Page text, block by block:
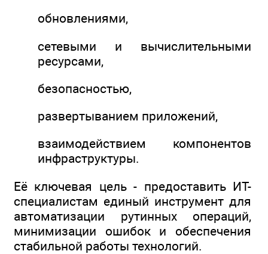
обновлениями,
сетевыми и вычислительными
ресурсами,
безопасностью,
развертыванием приложений,
взаимодействием компонентов
инфраструктуры.
Её ключевая цель - предоставить ИТ-
специалистам единый инструмент для
автоматизации рутинных операций,
минимизации ошибок и обеспечения
стабильной работы технологий.